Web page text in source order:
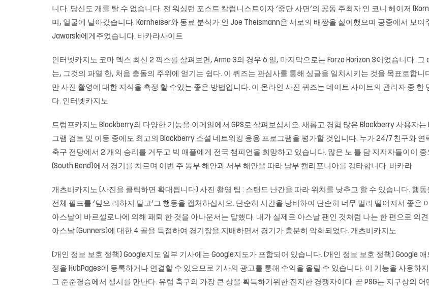
니다. 당신도 개를 탈 수 없습니다. 전 워싱턴 포스트 칼럼니스트이자 ‘중단 사면’의 공동 주최자 인 코니 헤이저
며, 얼굴에 날아갔습니다. Kornheiser와 동료 분석가 인 Joe Theismann은 서로의 배짱을 싫어했으며 공중에서 보여
Jaworski에게주었습니다. 바카라사이트
인터넷카지노 코마 덱스 최신 2 픽스를 살펴보면, Arma 3의 경우 6 일, 마지막으로는 Forza Horizon 3이었습니다.
는, 그것의 파열 한, 처음 충돌의 주위에 얻기는 쉽다. 이 퀴즈는 관심사를 통해 싱글을 일치시키는 것을 목표로합
만 사진 촬영에 대한 지식을 측정 할 수있는 좋은 방법입니다. 이 온라인 사진 퀴즈는 데이트 사이트의 관리자 중
다. 인터넷카지노
트럼프카지노 Blackberry의 다양한 기능을 이메일에서 GPS로 살펴보십시오. 새롭고 경험 많은 Blackberry 사용자
그램 검토 및 이동 중에도 최고의 Blackberry 소셜 네트워킹 응용 프로그램을 평가할 것입니다. 누가 24/7 친구와 연
축구 전당에서 2 개의 승리를 거두고 빅 애플에게 전국 챔피언을 희망하고 있습니다. 많은 노 틀 담 지지자들이이
(South Bend)에서 경기를 치르며 이번 주 동부 해안과 서부 해안을 따라 남부 캘리포니아를 강타합니다. 바카라
개츠비카지노 (사진을 클릭하면 확대됩니다) 사진 촬영 팁 : 스탠드 난간을 따라 위치를 낮추고 할 수 있습니다. 행
전체 필드를 ‘덮으 려하지 말고’그 행동을 캡처하십시오. 단순히 시간을 낭비하여 단순히 너무 멀리 떨어져서 좋은
아스날이 바르셀로나에 의해 패퇴 한 것을 아나운서는 말했다. 내가 실제로 아스날 팬인 것처럼 나는 한 편으로 의
아스날 (Gunners)에 대한 4 골을 득점하여 경기장을 지배하면서 경기가 충분히 악화되었다. 개츠비카지노
(개인 정보 보호 정책) Google지도 일부 기사에는 Google지도가 포함되어 있습니다. (개인 정보 보호 정책) Google
정을 HubPages에 등록하거나 연결할 수 있으므로 기사의 광고를 통해 수익을 올릴 수 있습니다. 이 기능을 사용하
그 준준결승에서 첼시를 만난다. 유럽 축구의 가장 큰 상을 획득하기위한 진지한 경쟁자이다. 곧 PSG는 지구상의